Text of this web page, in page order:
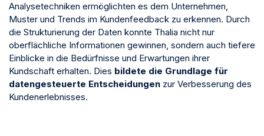
Analysetechniken ermöglichten es dem Unternehmen,
Muster und Trends im Kundenfeedback zu erkennen. Durch
die Strukturierung der Daten konnte Thalia nicht nur
oberflächliche Informationen gewinnen, sondern auch tiefere
Einblicke in die Bedürfnisse und Erwartungen ihrer
Kundschaft erhalten. Dies bildete die Grundlage für
datengesteuerte Entscheidungen zur Verbesserung des
Kundenerlebnisses.